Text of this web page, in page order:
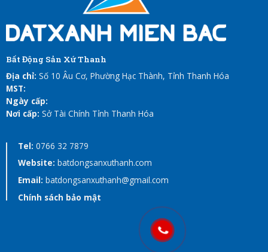
Bất Động Sản Xứ Thanh
Địa chỉ: Số 10 Âu Cơ, Phường Hạc Thành, Tỉnh Thanh Hóa
MST:
Ngày cấp:
Nơi cấp: Sở Tài Chính Tỉnh Thanh Hóa
Tel: 0766 32 7879
Website: batdongsanxuthanh.com
Email: batdongsanxuthanh@gmail.com
Chính sách bảo mật